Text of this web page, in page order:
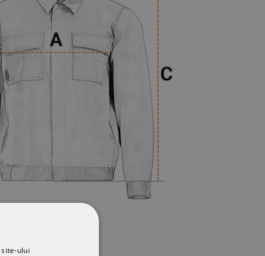
ului